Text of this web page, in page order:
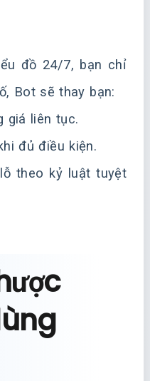
đồ 24/7, bạn chỉ
Bot sẽ thay bạn:
giá liên tục.
đủ điều kiện.
theo kỷ luật tuyệt